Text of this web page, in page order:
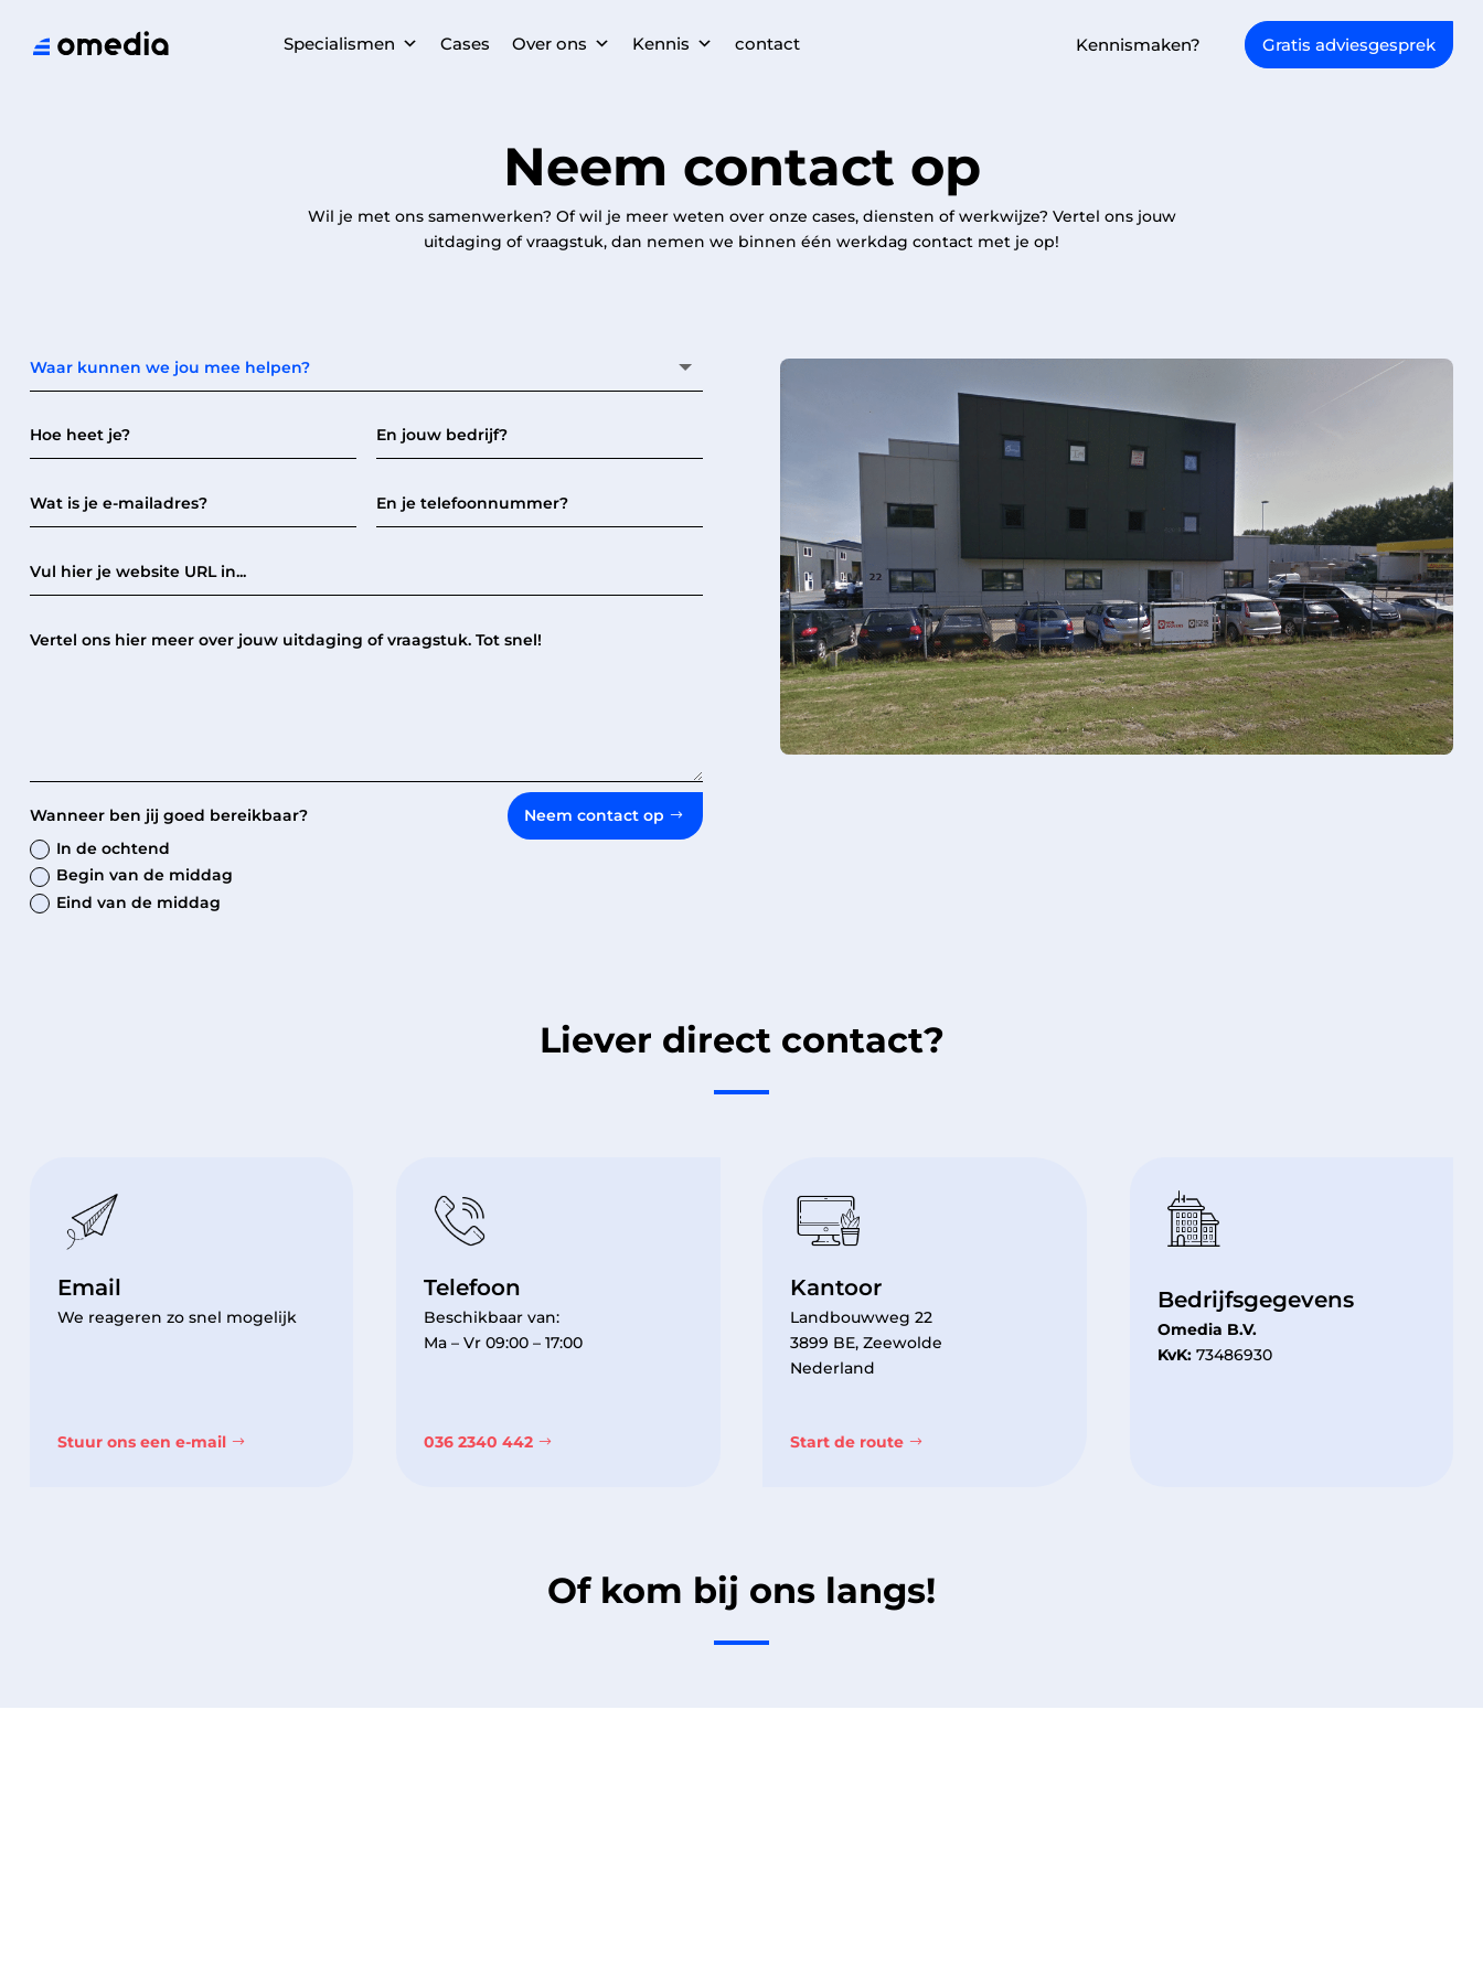
Specialismen Cases Over ons Kennis contact Kennismaken? Gratis adviesgesprek
Neem contact op
Wil je met ons samenwerken? Of wil je meer weten over onze cases, diensten of werkwijze? Vertel ons jouw
uitdaging of vraagstuk, dan nemen we binnen één werkdag contact met je op!
Wanneer ben jij goed bereikbaar?
In de ochtend
Begin van de middag
Eind van de middag
Neem contact op
Liever direct contact?
Email
We reageren zo snel mogelijk
Stuur ons een e-mail
Telefoon
Beschikbaar van:
Ma – Vr 09:00 – 17:00
036 2340 442
Kantoor
Landbouwweg 22
3899 BE, Zeewolde
Nederland
Start de route
Bedrijfsgegevens
Omedia B.V.
KvK:73486930
Of kom bij ons langs!